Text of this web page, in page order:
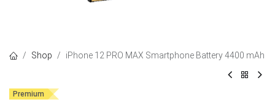
Shop iPhone 12 PRO MAX Smartphone Battery 4400 mAh
Premium